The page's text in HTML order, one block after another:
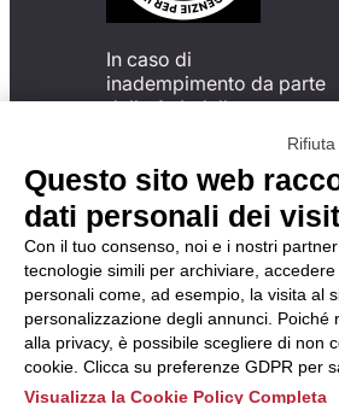
In caso di
inadempimento da parte
della ApL delle
del Codice di Condotta, è
possibile presentare un
reclamo
all’Organismo di
Monitoraggio utilizzando
una delle modalità
descritte al seguente
indirizzo web
https://odm-
agenzielavoro.it/reclami/.
Questo sito web
dati personali dei
Con il tuo consenso, noi e i nostri
tecnologie simili per archiviare,
personali come, ad esempio, la visita al
personalizzazione degli annunci. Poiché
alla privacy, è possibile scegliere di non
cookie. Clicca su preferenze GDPR per
Visualizza la Cookie Policy Completa